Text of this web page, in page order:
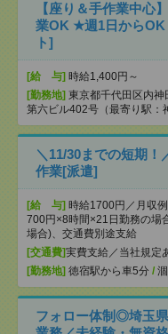
【座り＆手作業中心
業OK ★週1日から
ト]
[給 与] 時給1,400円～
[勤務地] 東京都千代田区内
第六ビル402号（最寄り駅：
＼11/30までの短期！
作業[派遣]
[給 与] 時給1700円／月収
700円×8時間×21日勤務の場
場合)、交通費別途支給
[交通費]実費支給／当社規定
[勤務地] 徳宿駅から車5分 /
フォロー体制◎埼玉